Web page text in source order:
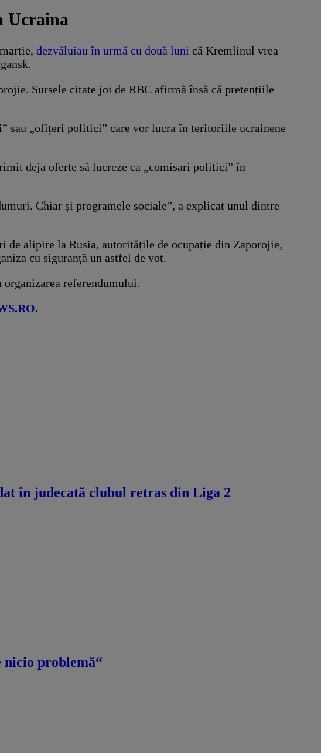
Ucraina
dezvăluiau în urmă cu două luni că Kremlinul vrea
Sursele citate joi de RBC afirmă însă că pretențiile
sau „ofițeri politici” care vor lucra în teritoriile ucrainene
deja oferte să lucreze ca „comisari politici” în
Chiar și programele sociale”, a explicat unul dintre
alipire la Rusia, autoritățile de ocupație din Zaporojie,
cu siguranță un astfel de vot.
referendumului.
.
în judecată clubul retras din Liga 2
nicio problemă“